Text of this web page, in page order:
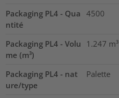
Packaging PL4 - Qua
ntité
4500
Packaging PL4 - Volu
me (m³)
1.247 m³
Packaging PL4 - nat
ure/type
Palette